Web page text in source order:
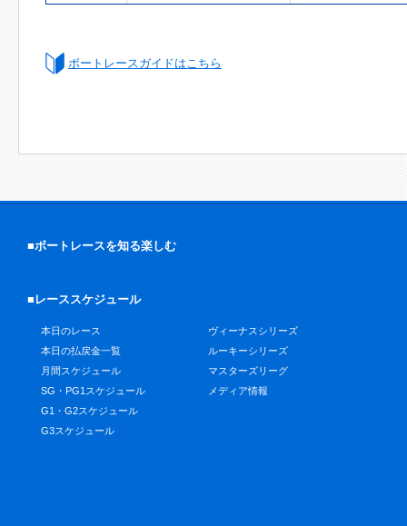
ボートレースガイドはこちら
■ボートレースを知る楽しむ
■レーススケジュール
本日のレース
本日の払戻金一覧
月間スケジュール
SG・PG1スケジュール
G1・G2スケジュール
G3スケジュール
ヴィーナスシリーズ
ルーキーシリーズ
マスターズリーグ
メディア情報